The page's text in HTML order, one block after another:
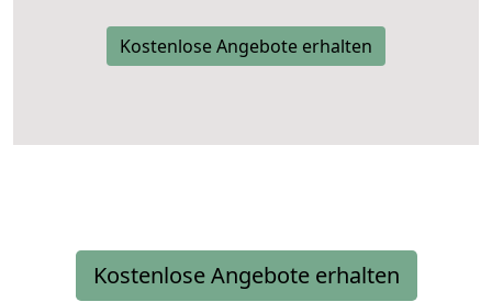
Kostenlose Angebote erhalten
Kostenlose Angebote erhalten